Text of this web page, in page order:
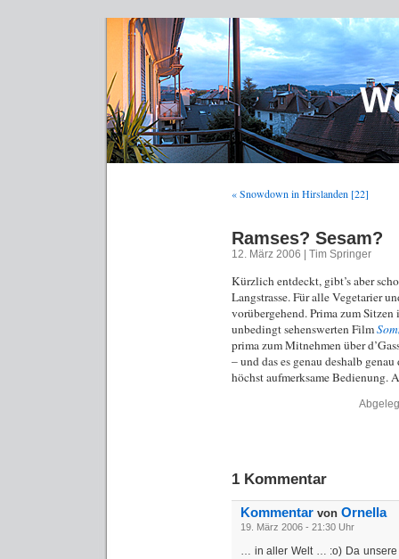
« Snowdown in Hirslanden [22]
Ramses? Sesam?
12. März 2006 | Tim Springer
Kürzlich entdeckt, gibt’s aber
Langstrasse. Für alle Vegetarier
vorübergehend. Prima zum
unbedingt sehenswerten Film
prima zum Mitnehmen über
– und das es genau deshalb
höchst aufmerksame Bedienung.
1 Kommentar
Kommentar von Ornella
19. März 2006 - 21:30 Uhr
… in aller Welt … :o) Da unsere